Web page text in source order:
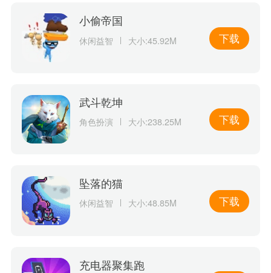
小偷帝国
休闲益智 大小:45.92M 下载
武斗乾坤
角色扮演 大小:238.25M 下载
坠落的猫
休闲益智 大小:48.85M 下载
充电器聚集跑